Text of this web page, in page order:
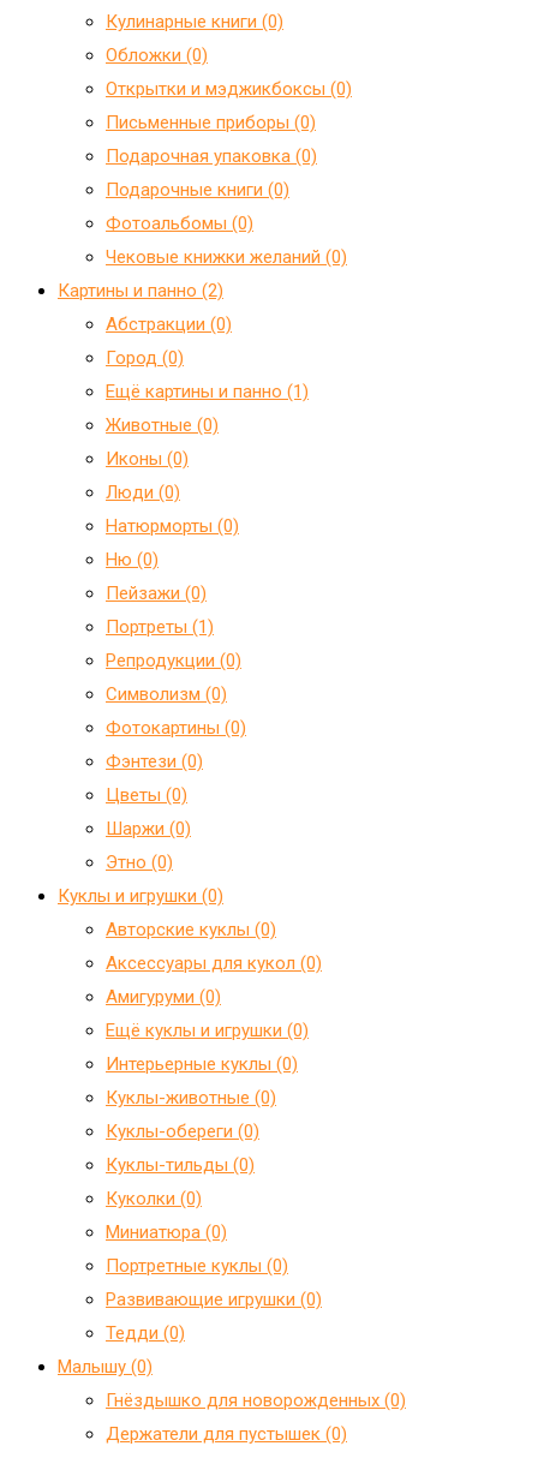
Кулинарные книги (0)
Обложки (0)
Открытки и мэджикбоксы (0)
Письменные приборы (0)
Подарочная упаковка (0)
Подарочные книги (0)
Фотоальбомы (0)
Чековые книжки желаний (0)
Картины и панно (2)
Абстракции (0)
Город (0)
Ещё картины и панно (1)
Животные (0)
Иконы (0)
Люди (0)
Натюрморты (0)
Ню (0)
Пейзажи (0)
Портреты (1)
Репродукции (0)
Символизм (0)
Фотокартины (0)
Фэнтези (0)
Цветы (0)
Шаржи (0)
Этно (0)
Куклы и игрушки (0)
Авторские куклы (0)
Аксессуары для кукол (0)
Амигуруми (0)
Ещё куклы и игрушки (0)
Интерьерные куклы (0)
Куклы-животные (0)
Куклы-обереги (0)
Куклы-тильды (0)
Куколки (0)
Миниатюра (0)
Портретные куклы (0)
Развивающие игрушки (0)
Тедди (0)
Малышу (0)
Гнёздышко для новорожденных (0)
Держатели для пустышек (0)